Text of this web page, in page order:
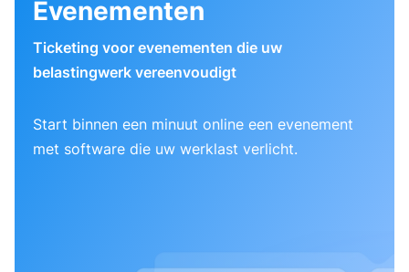
Evenementen
Ticketing voor evenementen die uw
belastingwerk vereenvoudigt
Start binnen een minuut online een evenement
met software die uw werklast verlicht.